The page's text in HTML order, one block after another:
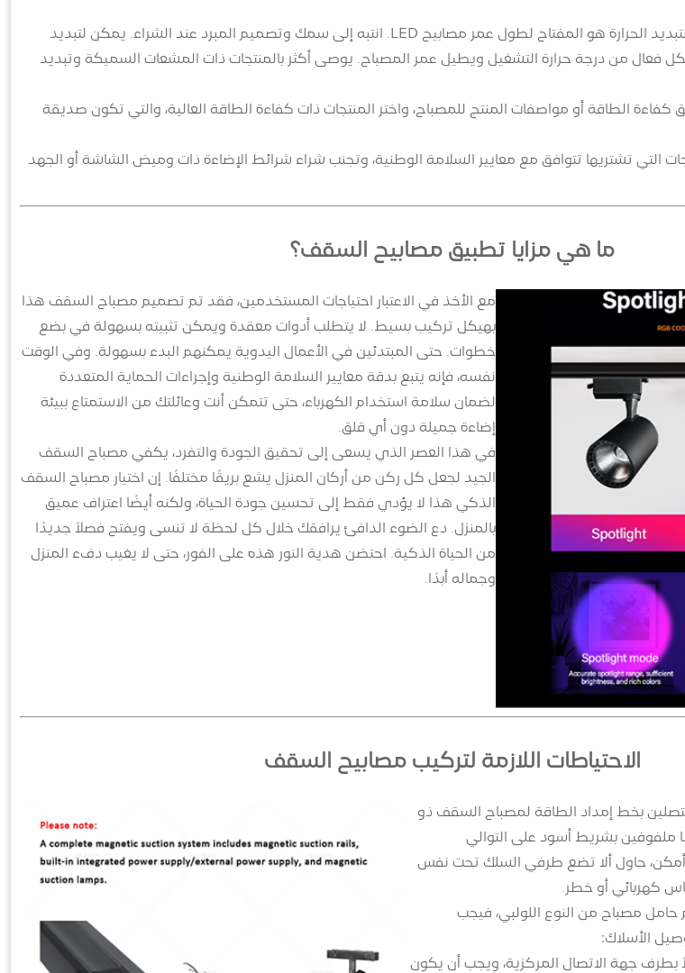
أداء تبديد الحرارة: التصميم الجيد لتبديد الحرارة هو المفتاح لطول عمر مصابيح LED. انتبه إلى سمك وتصميم المبرد عند الشراء. يمكن لتبديد
فعال من درجة حرارة التشغيل ويطيل عمر المصباح. يوصى أكثر بالمنتجات ذات المشعات السميكة وتبديد
الطاقة أو مواصفات المنتج للمصباح، واختر المنتجات ذات كفاءة الطاقة العالية، والتي تكون صديقة
التي تشتريها تتوافق مع معايير السلامة الوطنية، وتجنب شراء شرائط الإضاءة ذات وميض الشاشة أو الجهد
ما هي مزايا تطبيق مصابيح السقف؟
مع الأخذ في الاعتبار احتياجات المستخدمين، فقد تم تصميم مصباح السقف هذا
بهيكل تركيب بسيط. لا يتطلب أدوات معقدة ويمكن تثبيته بسهولة في بضع
خطوات. حتى المبتدئين في الأعمال اليدوية يمكنهم البدء بسهولة. وفي الوقت
نفسه، فإنه يتبع بدقة معايير السلامة الوطنية وإجراءات الحماية المتعددة
لضمان سلامة استخدام الكهرباء، حتى تتمكن أنت وعائلتك من الاستمتاع ببيئة
إضاءة جميلة دون أي قلق.
في هذا العصر الذي يسعى إلى تحقيق الجودة والتفرد، يكفي مصباح السقف
الجيد لجعل كل ركن من أركان المنزل يشع بريقًا مختلفًا. إن اختيار مصباح السقف
الذكي هذا لا يؤدي فقط إلى تحسين جودة الحياة، ولكنه أيضًا اعتراف عميق
بالمنزل. دع الضوء الدافئ يرافقك خلال كل لحظة لا تنسى ويفتح فصلاً جديدًا
من الحياة الذكية. احتضن هدية النور هذه على الفور، حتى لا يغيب دفء المنزل
وجماله أبدًا.
الاحتياطات اللازمة لتركيب مصابيح السقف
بخط إمداد الطاقة لمصباح السقف ذو
ملفوفين بشريط أسود على التوالي
حاول ألا تضع طرفي السلك تحت نفس
كهربائي أو خطر.
مصباح من النوع اللولبي، فيجب
الأسلاك:
بطرف جهة الاتصال المركزية، ويجب أن يكون